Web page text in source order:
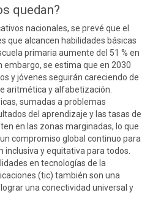
quedan?
nacionales, se prevé que el
que alcancen habilidades básicas
primaria aumente del 51 % en
embargo, se estima que en 2030
y jóvenes seguirán careciendo de
aritmética y alfabetización.
sumadas a problemas
del aprendizaje y las tasas de
en las zonas marginadas, lo que
compromiso global continuo para
inclusiva y equitativa para todos.
en tecnologías de la
(tic) también son una
una conectividad universal y